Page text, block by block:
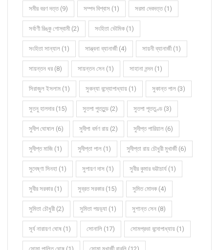
সমীর বরণ দত্ত (9) সম্পদ বিশ্বাস (1) সরমা দেবদত্ত (1)
সর্বাণী রিঙ্কু গোস্বামী (2) সংহিতা ভৌমিক (1)
সংহিতা সান্যাল (1) সান্ত্বনা ব্যানার্জী (4) সায়নী ব্যানার্জী (1)
সায়ন্তন ধর (8) সায়ন্তন সেন (1) সাহানা নন্দন (1)
সিরাজুল ইসলাম (1) সুকন্যা বন্দ্যোপাধ্যায় (1) সুকান্ত পাল (3)
সুতনু হালদার (15) সুতপা পুততুন্ড (2) সুতপা পূততুণ্ড (3)
সুদীপ ঘোষাল (6) সুদীপা বর্মণ রায় (2) সুদীপ্ত পারিয়াল (6)
সুদীপ্ত মাজি (1) সুদীপ্তা পাল (1) সুদীপ্তা রায় চৌধুরী মুখার্জী (6)
সুদেষ্ণা সিনহা (1) সুপায়ণ দাস (1) সুবীর কুমার ভট্টাচার্য (1)
সুবীর সরকার (1) সুব্রত সরকার (15) সুমিত মোদক (4)
সুমিতা চৌধুরী (2) সুমিতা পয়ড়্যা (1) সুশান্ত সেন (8)
সূর্য নারায়ণ ঘোষ (1) সোনালি (17) সোমপ্রভা বন্দোপাধ্যায় (1)